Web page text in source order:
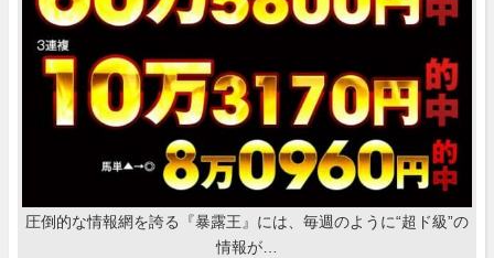
圧倒的な情報網を誇る『暴露王』には、毎週のように“超ド級”の
情報が…